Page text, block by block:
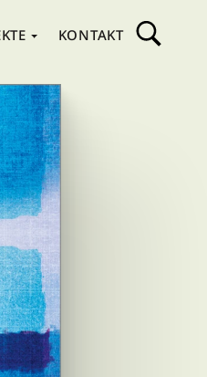
KONTAKT